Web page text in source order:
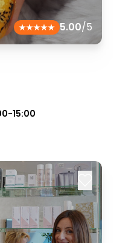
5.00/5
15:00